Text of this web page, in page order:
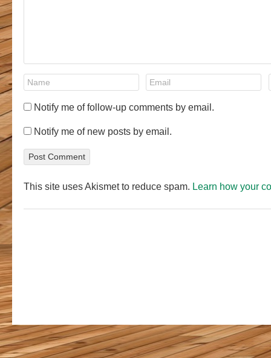
Notify me of follow-up comments by email.
Notify me of new posts by email.
This site uses Akismet to reduce spam. Learn how your